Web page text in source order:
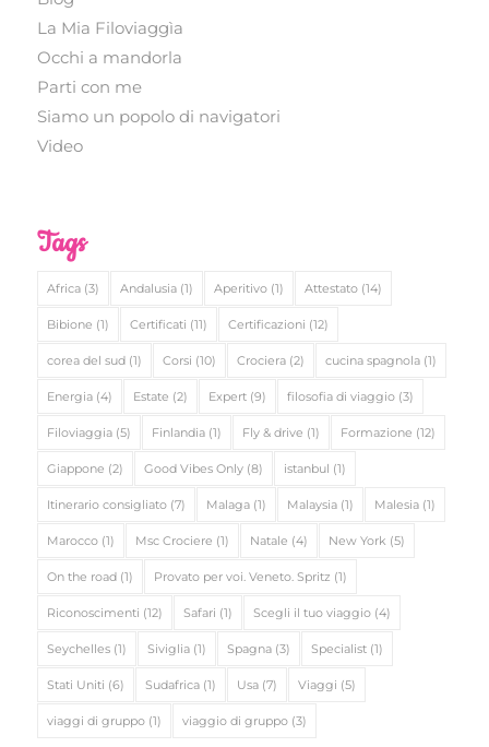
La Mia Filoviaggìa
Occhi a mandorla
Parti con me
Siamo un popolo di navigatori
Video
Tags
Africa(3) Andalusia(1) Aperitivo(1) Attestato(14)
Bibione (1) Certificati (11) Certificazioni (12)
corea del sud(1) Corsi (10) Crociera(2) cucina spagnola(1)
Energia(4) Estate (2) Expert(9) filosofia di viaggio(3)
Filoviaggia(5) Finlandia(1) Fly & drive (1) Formazione (12)
Giappone (2) Good Vibes Only(8) istanbul (1)
Itinerario consigliato(7) Malaga(1) Malaysia(1) Malesia(1)
Marocco(1) Msc Crociere (1) Natale (4) New York (5)
On the road(1) Provato per voi. Veneto. Spritz (1)
Riconoscimenti (12) Safari (1) Scegli il tuo viaggio(4)
Seychelles(1) Siviglia(1) Spagna(3) Specialist(1)
Stati Uniti (6) Sudafrica(1) Usa(7) Viaggi (5)
viaggi di gruppo(1) viaggio di gruppo(3)